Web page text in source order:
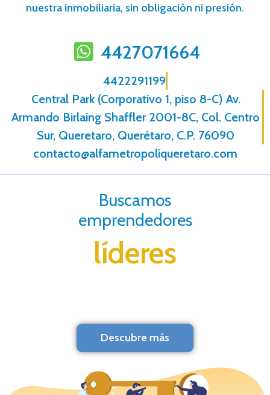
nuestra inmobiliaria, sin obligación ni presión.
4427071664
4422291199
Central Park (Corporativo 1, piso 8-C) Av.
Armando Birlaing Shaffler 2001-8C, Col. Centro
Sur, Queretaro, Querétaro, C.P. 76090
contacto@alfametropoliqueretaro.com
Buscamos
emprendedores
líderes
Descubre más